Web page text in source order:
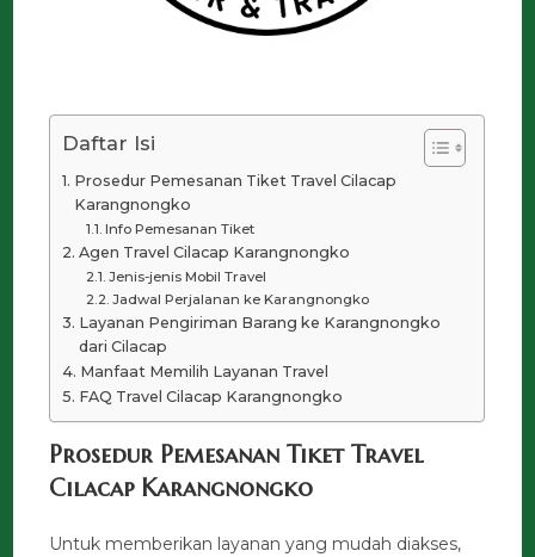
Daftar Isi
Prosedur Pemesanan Tiket Travel Cilacap
Karangnongko
Info Pemesanan Tiket
Agen Travel Cilacap Karangnongko
Jenis-jenis Mobil Travel
Jadwal Perjalanan ke Karangnongko
Layanan Pengiriman Barang ke Karangnongko
dari Cilacap
Manfaat Memilih Layanan Travel
FAQ Travel Cilacap Karangnongko
Prosedur Pemesanan Tiket Travel
Cilacap Karangnongko
Untuk memberikan layanan yang mudah diakses,